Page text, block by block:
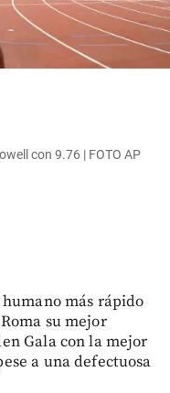
con 9.76 | FOTO AP
más rápido
su mejor
Gala con la mejor
a una defectuosa